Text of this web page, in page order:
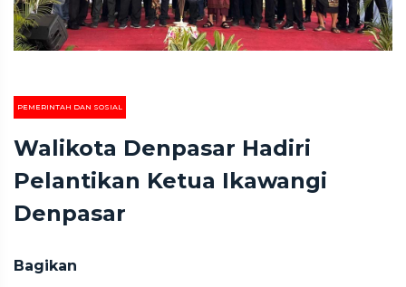
PEMERINTAH DAN SOSIAL
Walikota Denpasar Hadiri
Pelantikan Ketua Ikawangi
Denpasar
Bagikan